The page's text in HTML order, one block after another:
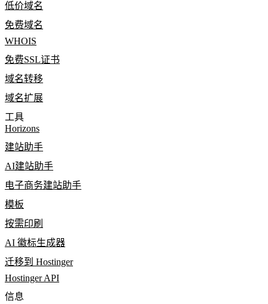
低价域名
免费域名
WHOIS
免费SSL证书
域名转移
域名扩展
工具
Horizons
建站助手
AI建站助手
电子商务建站助手
模板
按需印刷
AI 徽标生成器
迁移到 Hostinger
Hostinger API
信息